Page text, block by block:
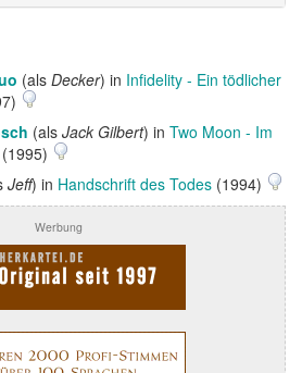
(als Decker) in Infidelity - Ein tödlicher
(als Jack Gilbert) in Two Moon - Im
(1995)
Jeff) in Handschrift des Todes (1994)
Werbung